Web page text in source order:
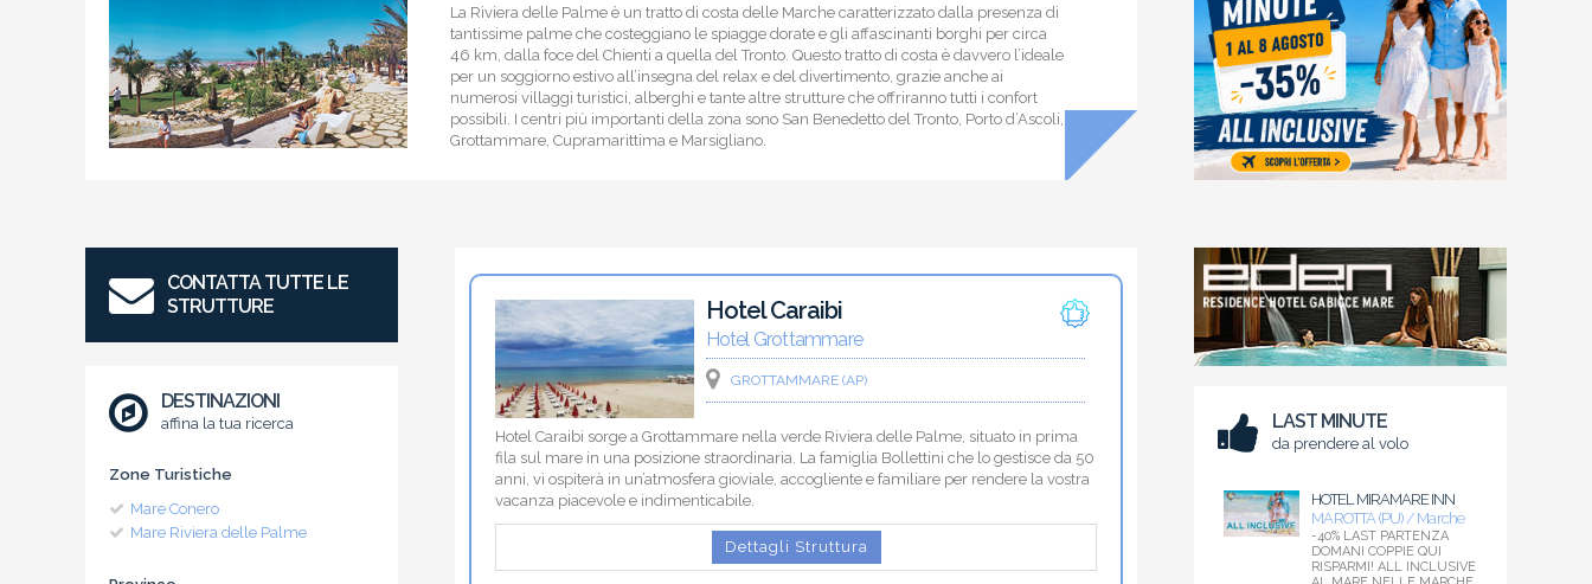
La Riviera delle Palme è un tratto di costa delle Marche caratterizzato dalla presenza di
tantissime palme che costeggiano le spiagge dorate e gli affascinanti borghi per circa
46 km, dalla foce del Chienti a quella del Tronto. Questo tratto di costa è davvero l’ideale
per un soggiorno estivo all’insegna del relax e del divertimento, grazie anche ai
numerosi villaggi turistici, alberghi e tante altre strutture che offriranno tutti i confort
possibili. I centri più importanti della zona sono San Benedetto del Tronto, Porto d’Ascoli,
Grottammare, Cupramarittima e Marsigliano.
CONTATTA TUTTE LE
STRUTTURE
DESTINAZIONI
affina la tua ricerca
Zone Turistiche
Mare Conero
Mare Riviera delle Palme
Hotel Caraibi
Hotel Grottammare
GROTTAMMARE (AP)
Hotel Caraibi sorge a Grottammare nella verde Riviera delle Palme, situato in prima
fila sul mare in una posizione straordinaria. La famiglia Bollettini che lo gestisce da 50
anni, vi ospiterà in un’atmosfera gioviale, accogliente e familiare per rendere la vostra
vacanza piacevole e indimenticabile.
Dettagli Struttura
LAST MINUTE
da prendere al volo
HOTEL MIRAMARE INN
MAROTTA (PU) / Marche
-40% LAST PARTENZA
DOMANI COPPIE QUI
RISPARMI! ALL INCLUSIVE